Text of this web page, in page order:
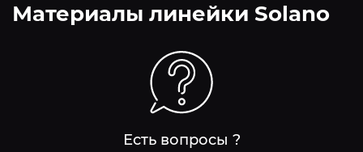
Материалы линейки Solano
Есть вопросы ?